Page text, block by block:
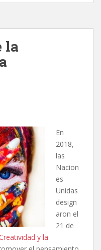
la
En
2018,
las
Nacion
es
Unidas
design
aron el
21 de
y la